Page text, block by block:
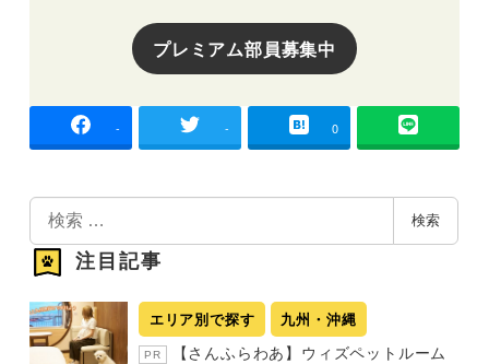
プレミアム部員募集中
- - 0
検
索
検索
注目記事
エリア別で探す 九州・沖縄
PR
【さんふらわあ】ウィズペットルーム